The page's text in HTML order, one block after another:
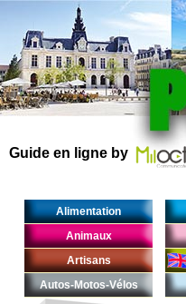
Guide en ligne by
Alimentation
Animaux
Artisans
Autos-Motos-Vélos